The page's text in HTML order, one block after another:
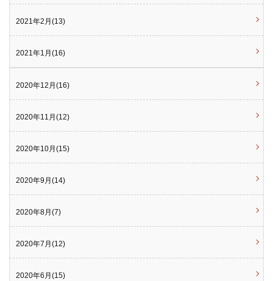
2021年2月(13)
2021年1月(16)
2020年12月(16)
2020年11月(12)
2020年10月(15)
2020年9月(14)
2020年8月(7)
2020年7月(12)
2020年6月(15)